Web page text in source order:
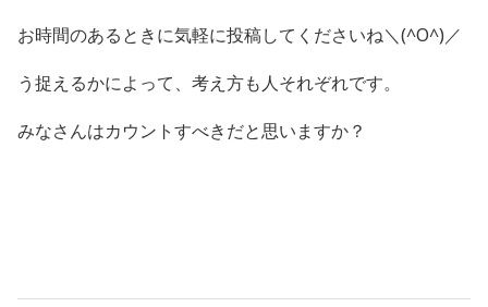
お時間のあるときに気軽に投稿してくださいね＼(^O^)／
う捉えるかによって、考え方も人それぞれです。
みなさんはカウントすべきだと思いますか？